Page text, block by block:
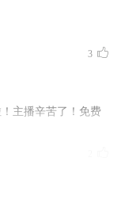
3
主播辛苦了！免费